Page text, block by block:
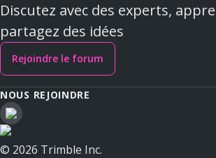
Discutez avec des experts,
partagez des idées
Rejoindre le forum
NOUS REJOINDRE
© 2026 Trimble Inc.